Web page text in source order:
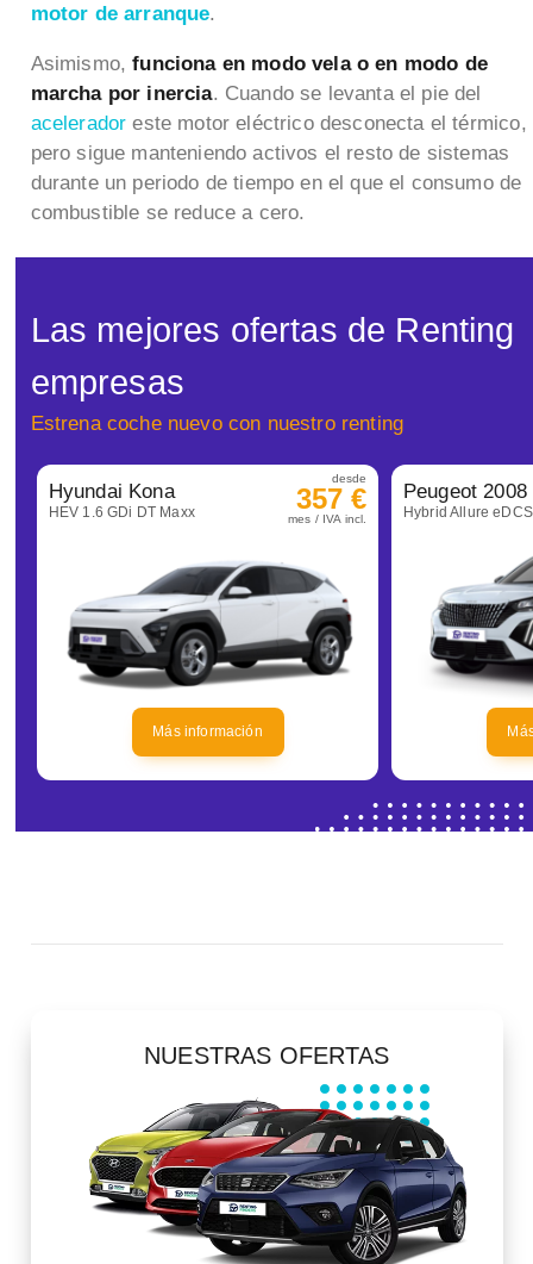
motor de arranque.
Asimismo,funciona en modo vela o en modo de
marcha por inercia. Cuando se levanta el pie del
aceleradoreste motor eléctrico desconecta el térmico,
pero sigue manteniendo activos el resto de sistemas
durante un periodo de tiempo en el que el consumo de
combustible se reduce a cero.
Las mejores ofertas de Renting
empresas
Estrena coche nuevo con nuestro renting
Hyundai Kona
HEV 1.6 GDi DT Maxx
desde
357 €
mes / IVA incl.
Más información
Peugeot 2008
Hybrid Allure
NUESTRAS OFERTAS